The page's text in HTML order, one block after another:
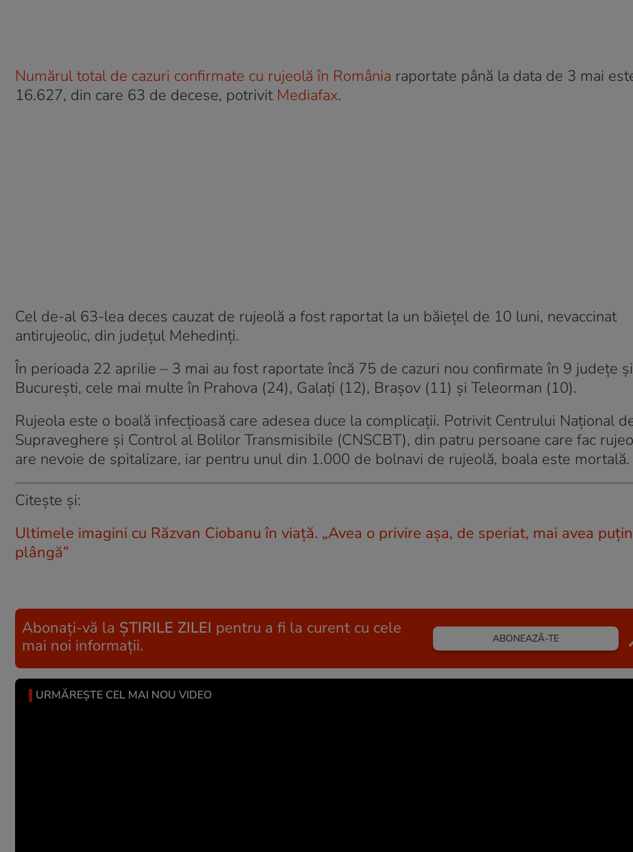
Numărul total de cazuri confirmate cu rujeolă în România raportate până la data de 3 mai
16.627, din care 63 de decese, potrivit Mediafax.
Cel de-al 63-lea deces cauzat de rujeolă a fost raportat la un băieţel de 10 luni, nevaccinat
antirujeolic, din judeţul Mehedinţi.
În perioada 22 aprilie – 3 mai au fost raportate încă 75 de cazuri nou confirmate în 9 judeţe
Bucureşti, cele mai multe în Prahova (24), Galaţi (12), Braşov (11) şi Teleorman (10).
Rujeola este o boală infecţioasă care adesea duce la complicaţii. Potrivit Centrului Naţional
Supraveghere şi Control al Bolilor Transmisibile (CNSCBT), din patru persoane care fac
are nevoie de spitalizare, iar pentru unul din 1.000 de bolnavi de rujeolă, boala este mortală.
Citește și:
Ultimele imagini cu Răzvan Ciobanu în viață. „Avea o privire aşa, de speriat, mai avea
plângă”
Abonați-vă la ȘTIRILE ZILEI pentru a fi la curent cu cele
mai noi informații.
ABONEAZĂ-TE
URMĂREȘTE CEL MAI NOU VIDEO